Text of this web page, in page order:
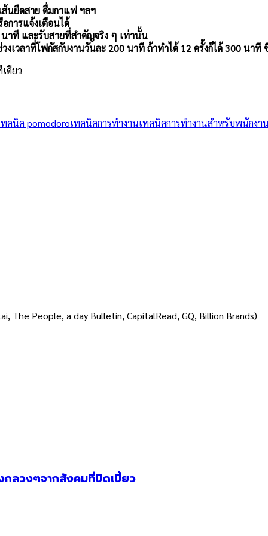
ส้นยืดสาย ดื่มกาแฟ ฯลฯ
การแจ้งเตือนได้
นาที และรับสายที่สำคัญจริง ๆ เท่านั้น
เวลาที่โฟกัสกับงานวันละ 200 นาที ถ้าทำได้ 12 ครั้งก็ได้ 300 นาที
ดียว
ทคนิค pomodoroเทคนิคการทำงานเทคนิคการทำงานสำหรับพนักง
The People, a day Bulletin, CapitalRead, GQ, Billion Brands)
กลวงๆจากสังคมที่บิดเบี้ยว